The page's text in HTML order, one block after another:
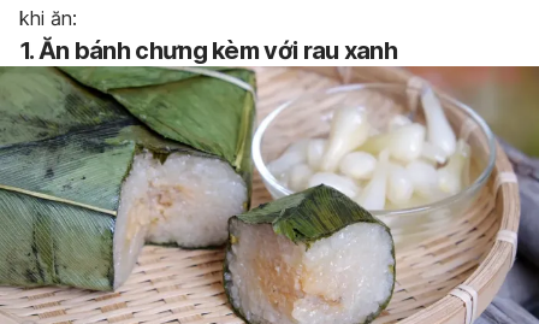
khi ăn:
1. Ăn bánh chưng kèm với rau xanh